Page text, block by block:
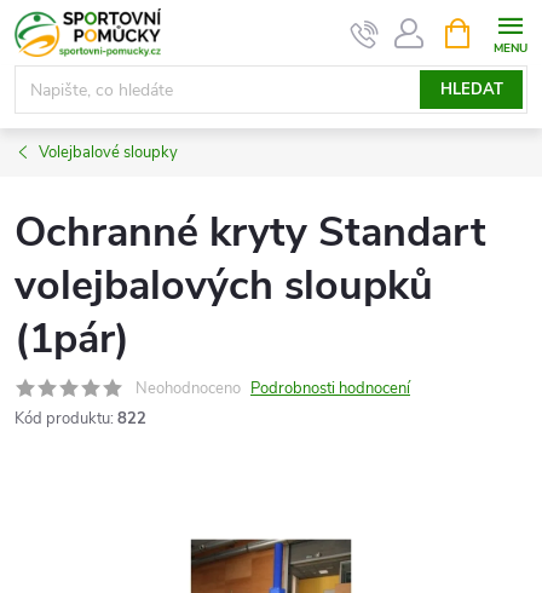
Přejít
na
obsah
HLEDAT
NÁKUPNÍ
KOŠÍK
Volejbalové sloupky
Ochranné kryty Standart
volejbalových sloupků
(1pár)
Neohodnoceno Podrobnosti hodnocení
Kód produktu: 822